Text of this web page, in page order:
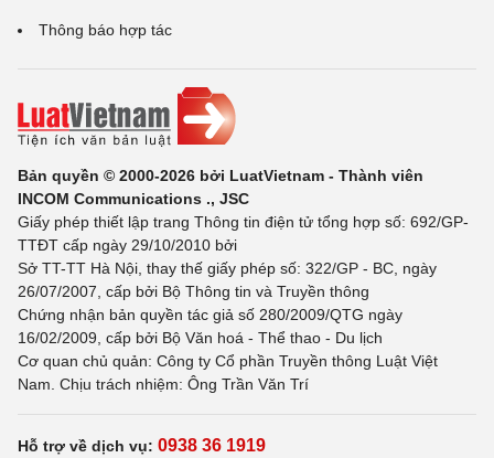
Thông báo hợp tác
Bản quyền © 2000-2026 bởi LuatVietnam - Thành viên
INCOM Communications ., JSC
Giấy phép thiết lập trang Thông tin điện tử tổng hợp số: 692/GP-
TTĐT cấp ngày 29/10/2010 bởi
Sở TT-TT Hà Nội, thay thế giấy phép số: 322/GP - BC, ngày
26/07/2007, cấp bởi Bộ Thông tin và Truyền thông
Chứng nhận bản quyền tác giả số 280/2009/QTG ngày
16/02/2009, cấp bởi Bộ Văn hoá - Thể thao - Du lịch
Cơ quan chủ quản: Công ty Cổ phần Truyền thông Luật Việt
Nam. Chịu trách nhiệm: Ông Trần Văn Trí
Hỗ trợ về dịch vụ: 0938 36 1919